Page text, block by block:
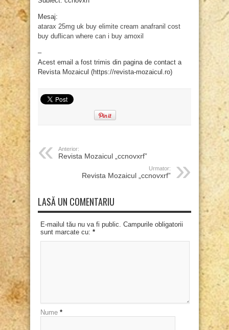
Mesaj:
atarax 25mg uk buy elimite cream anafranil cost
buy duflican where can i buy amoxil
–
Acest email a fost trimis din pagina de contact a
Revista Mozaicul (https://revista-mozaicul.ro)
Anterior:
Revista Mozaicul „ccnovxrf”
Urmator:
Revista Mozaicul „ccnovxrf”
LASĂ UN COMENTARIU
E-mailul tău nu va fi public. Campurile obligatorii
sunt marcate cu: *
Nume *